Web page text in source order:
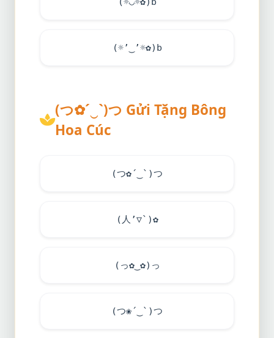
(☼’‿’☼✿)b
(つ✿´‿`)つ Gửi Tặng Bông
Hoa Cúc
(つ✿´‿`)つ
(人’▽`)✿
(っ✿‿✿)っ
(つ❀´‿`)つ